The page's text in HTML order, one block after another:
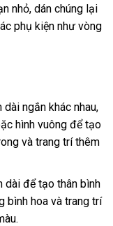
nhỏ, dán chúng lại
phụ kiện như vòng
ngắn khác nhau,
hình vuông để tạo
và trang trí thêm
dài để tạo thân bình
bình hoa và trang trí